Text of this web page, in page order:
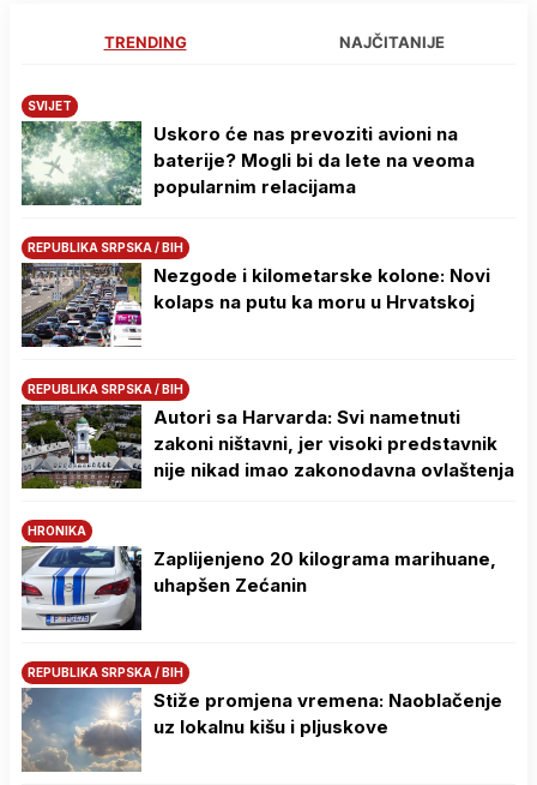
TRENDING NAJČITANIJE
SVIJET
Uskoro će nas prevoziti avioni na
baterije? Mogli bi da lete na veoma
popularnim relacijama
REPUBLIKA SRPSKA / BIH
Nezgode i kilometarske kolone: Novi
kolaps na putu ka moru u Hrvatskoj
REPUBLIKA SRPSKA / BIH
Autori sa Harvarda: Svi nametnuti
zakoni ništavni, jer visoki predstavnik
nije nikad imao zakonodavna ovlaštenja
HRONIKA
Zaplijenjeno 20 kilograma marihuane,
uhapšen Zećanin
REPUBLIKA SRPSKA / BIH
Stiže promjena vremena: Naoblačenje
uz lokalnu kišu i pljuskove